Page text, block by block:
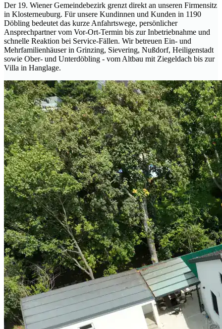
Der 19. Wiener Gemeindebezirk grenzt direkt an unseren Firmensitz
in Klosterneuburg. Für unsere Kundinnen und Kunden in 1190
Döbling bedeutet das kurze Anfahrtswege, persönlicher
Ansprechpartner vom Vor-Ort-Termin bis zur Inbetriebnahme und
schnelle Reaktion bei Service-Fällen. Wir betreuen Ein- und
Mehrfamilienhäuser in Grinzing, Sievering, Nußdorf, Heiligenstadt
sowie Ober- und Unterdöbling - vom Altbau mit Ziegeldach bis zur
Villa in Hanglage.